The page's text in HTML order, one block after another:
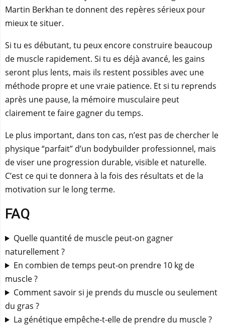
Martin Berkhan te donnent des repères sérieux pour
mieux te situer.
Si tu es débutant, tu peux encore construire beaucoup
de muscle rapidement. Si tu es déjà avancé, les gains
seront plus lents, mais ils restent possibles avec une
méthode propre et une vraie patience. Et si tu reprends
après une pause, la mémoire musculaire peut
clairement te faire gagner du temps.
Le plus important, dans ton cas, n’est pas de chercher le
physique “parfait” d’un bodybuilder professionnel, mais
de viser une progression durable, visible et naturelle.
C’est ce qui te donnera à la fois des résultats et de la
motivation sur le long terme.
FAQ
Quelle quantité de muscle peut-on gagner
naturellement ?
En combien de temps peut-on prendre 10 kg de
muscle ?
Comment savoir si je prends du muscle ou seulement
du gras ?
La génétique empêche-t-elle de prendre du muscle ?